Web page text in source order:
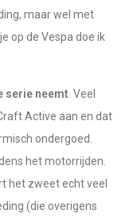
maar wel met
op de Vespa doe ik
serie neemt . Veel
Active aan en dat
ondergoed.
het motorrijden.
het zweet echt veel
(die overigens